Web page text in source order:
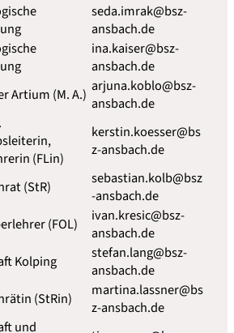
seda.imrak@bsz-
ansbach.de
ina.kaiser@bsz-
ansbach.de
Artium (M. A.) arjuna.koblo@bsz-
ansbach.de
(FLin)
kerstin.koesser@bs
z-ansbach.de
(StR)
sebastian.kolb@bsz
-ansbach.de
(FOL)
ivan.kresic@bsz-
ansbach.de
Kolping
stefan.lang@bsz-
ansbach.de
(StRin)
martina.lassner@bs
z-ansbach.de
und